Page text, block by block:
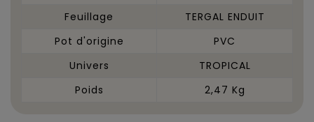
Feuillage
TERGAL ENDUIT
Pot d'origine
PVC
Univers
TROPICAL
Poids
2,47 Kg